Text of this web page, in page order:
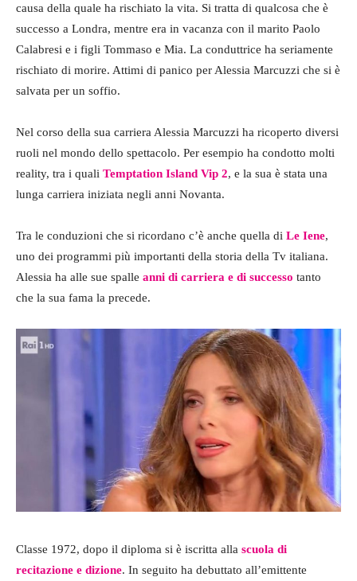
causa della quale ha rischiato la vita. Si tratta di qualcosa che è
successo a Londra, mentre era in vacanza con il marito Paolo
Calabresi e i figli Tommaso e Mia. La conduttrice ha seriamente
rischiato di morire. Attimi di panico per Alessia Marcuzzi che si è
salvata per un soffio.
Nel corso della sua carriera Alessia Marcuzzi ha ricoperto diversi
ruoli nel mondo dello spettacolo. Per esempio ha condotto molti
reality, tra i quali Temptation Island Vip 2, e la sua è stata una
lunga carriera iniziata negli anni Novanta.
Tra le conduzioni che si ricordano c’è anche quella di Le Iene,
uno dei programmi più importanti della storia della Tv italiana.
Alessia ha alle sue spalle anni di carriera e di successo tanto
che la sua fama la precede.
Classe 1972, dopo il diploma si è iscritta alla scuola di
recitazione e dizione. In seguito ha debuttato all’emittente